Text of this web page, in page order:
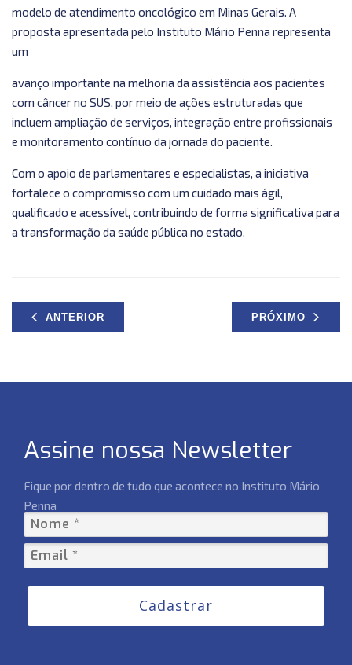
modelo de atendimento oncológico em Minas Gerais. A
proposta apresentada pelo Instituto Mário Penna representa
um
avanço importante na melhoria da assistência aos pacientes
com câncer no SUS, por meio de ações estruturadas que
incluem ampliação de serviços, integração entre profissionais
e monitoramento contínuo da jornada do paciente.
Com o apoio de parlamentares e especialistas, a iniciativa
fortalece o compromisso com um cuidado mais ágil,
qualificado e acessível, contribuindo de forma significativa para
a transformação da saúde pública no estado.
ANTERIOR PRÓXIMO
Assine nossa Newsletter
Fique por dentro de tudo que acontece no Instituto Mário
Penna
Cadastrar